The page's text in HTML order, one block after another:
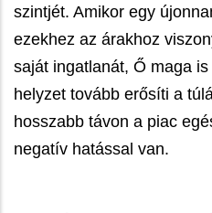
szintjét. Amikor egy
ezekhez az árakhoz
saját ingatlanát, Ő maga
helyzet tovább erősíti a
hosszabb távon a piac
negatív hatással van.